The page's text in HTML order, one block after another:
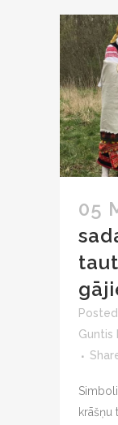
05
Guntis
krāšņu